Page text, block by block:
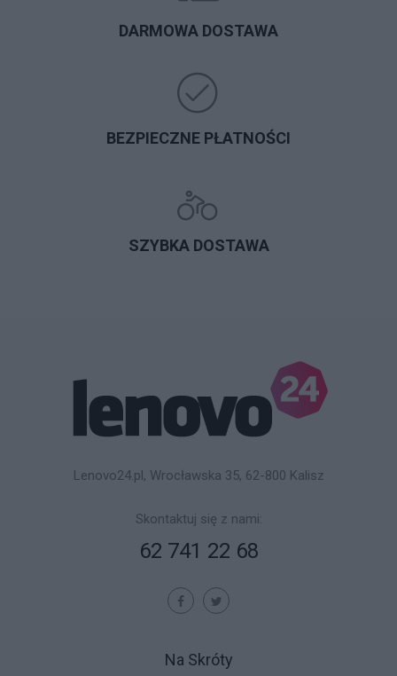
DARMOWA DOSTAWA
BEZPIECZNE PŁATNOŚCI
SZYBKA DOSTAWA
Lenovo24.pl, Wrocławska 35, 62-800 Kalisz
Skontaktuj się z nami:
62 741 22 68
Na Skróty